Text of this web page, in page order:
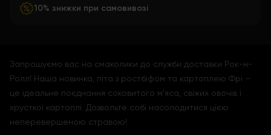
10% знижки при самовивозі
Запрошуємо вас на смаколики до служби доставки Рок-н-
Ролл! Наша новинка, піта з ростбіфом та картоплею Фрі –
це ідеальне поєднання соковитого м'яса, свіжих овочів і
хрусткої картоплі. Дозвольте собі насолодитися цією
неперевершеною стравою!